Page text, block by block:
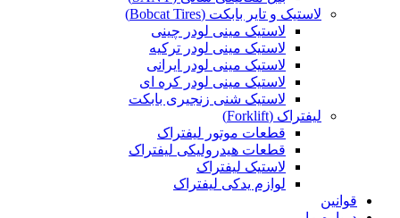
لاستیک و تایر بابکت (Bobcat Tires)
لاستیک مینی لودر چینی
لاستیک مینی لودر ترکیه
لاستیک مینی لودر ایرانی
لاستیک مینی لودر کره ای
لاستیک شنی زنجیری بابکت
لیفتراک (Forklift)
قطعات موتور لیفتراک
قطعات هیدرولیکی لیفتراک
لاستیک لیفتراک
لوازم یدکی لیفتراک
قوانین